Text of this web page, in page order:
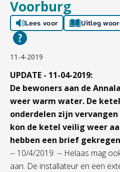
Voorburg
Lees voor Uitleg
11-4-2019
UPDATE - 11-04-2019:
De bewoners aan de
weer warm water. De
onderdelen zijn
kon de ketel veilig weer
hebben een brief
-- 10/4/2019: -- Helaas mag
aan. De installateur en een